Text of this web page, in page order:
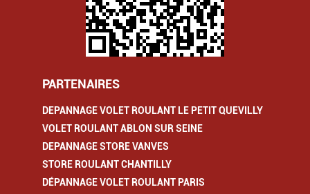
PARTENAIRES
DEPANNAGE VOLET ROULANT LE PETIT QUEVILLY
VOLET ROULANT ABLON SUR SEINE
DEPANNAGE STORE VANVES
STORE ROULANT CHANTILLY
DÉPANNAGE VOLET ROULANT PARIS